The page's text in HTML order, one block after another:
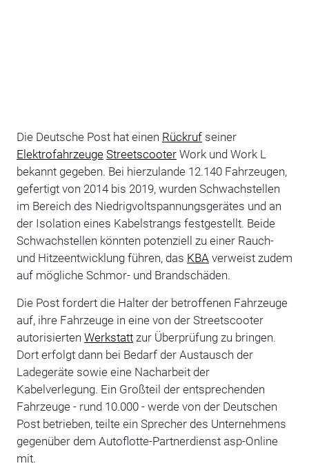
Die Deutsche Post hat einen Rückrufseiner
Elektrofahrzeuge StreetscooterWork und Work L
bekannt gegeben. Bei hierzulande 12.140 Fahrzeugen,
gefertigt von 2014 bis 2019, wurden Schwachstellen
im Bereich des Niedrigvoltspannungsgerätes und an
der Isolation eines Kabelstrangs festgestellt. Beide
Schwachstellen könnten potenziell zu einer Rauch-
und Hitzeentwicklung führen, das KBA verweist zudem
auf mögliche Schmor- und Brandschäden.
Die Post fordert die Halter der betroffenen Fahrzeuge
auf, ihre Fahrzeuge in eine von der Streetscooter
autorisierten Werkstattzur Überprüfung zu bringen.
Dort erfolgt dann bei Bedarf der Austausch der
Ladegeräte sowie eine Nacharbeit der
Kabelverlegung. Ein Großteil der entsprechenden
Fahrzeuge - rund 10.000 - werde von der Deutschen
Post betrieben, teilte ein Sprecher des Unternehmens
gegenüber dem Autoflotte-Partnerdienst asp-Online
mit.